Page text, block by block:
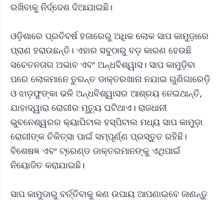
ରଖିବାକୁ ନିର୍ଦ୍ଦେଶ ଦିଆଯାଇଛି।
ଓଡ଼ିଶାରେ ପ୍ରତିବର୍ଷ ହଜାରେରୁ ଅଧିକ ଲୋକ ସାପ କାମୁଡ଼ାରେ
ପ୍ରାଣ ହରାଉଛନ୍ତି। ଏହାର ସବୁଠାରୁ ବଡ଼ କାରଣ ହେଉଛି
ସଚେତନତାର ଅଭାବ ଏବଂ ଅନ୍ଧବିଶ୍ୱାସ। ସାପ କାମୁଡ଼ିବା
ପରେ ଲୋକମାନେ ତୁରନ୍ତ ଡାକ୍ତରଖାନା ନଯାଇ ଗୁଣିଗାରେଡ଼ି
ଓ ଝାଡ଼ଫୁଙ୍କା ଭଳି ଅନ୍ଧବିଶ୍ୱାସର ଆଶ୍ରୟ ନେଇଥାନ୍ତି,
ଯାହାଦ୍ୱାରା ରୋଗୀର ମୃତ୍ୟୁ ଘଟିଥାଏ। ରାଜଧାନୀ
ଭୁବନେଶ୍ୱରର କ୍ୟାପିଟାଲ ହସ୍ପିଟାଲ ମଧ୍ୟ ସାପ କାମୁଡ଼ା
ରୋଗୀଙ୍କ ଚିକିତ୍ସା ପାଇଁ ସମ୍ପୂର୍ଣ୍ଣ ପ୍ରସ୍ତୁତ ରହିଛି।
ବିଶେଷଜ୍ଞ ଏବଂ ଟ୍ରେଣ୍ଡ ଡାକ୍ତରମାନଙ୍କୁ ଏଥିପାଇଁ
ନିୟୋଜିତ କରାଯାଇଛି।
ସାପ କାମୁଡାରୁ ବର୍ତ୍ତିବାକୁ କଣ ଉପାୟ ଆପଣାଇବେ ଜାଣନ୍ତୁ